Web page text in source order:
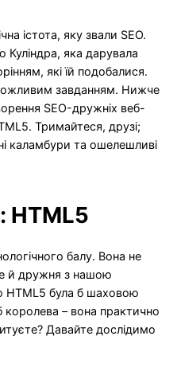
істота, яку звали SEO.
яка дарувала
які їй подобалися.
завданням. Нижче
SEO-дружніх веб-
Тримайтеся, друзі;
каламбури та ошелешливі
HTML5
балу. Вона не
й дружня з нашою
HTML5 була б шаховою
королева – вона практично
Давайте дослідимо